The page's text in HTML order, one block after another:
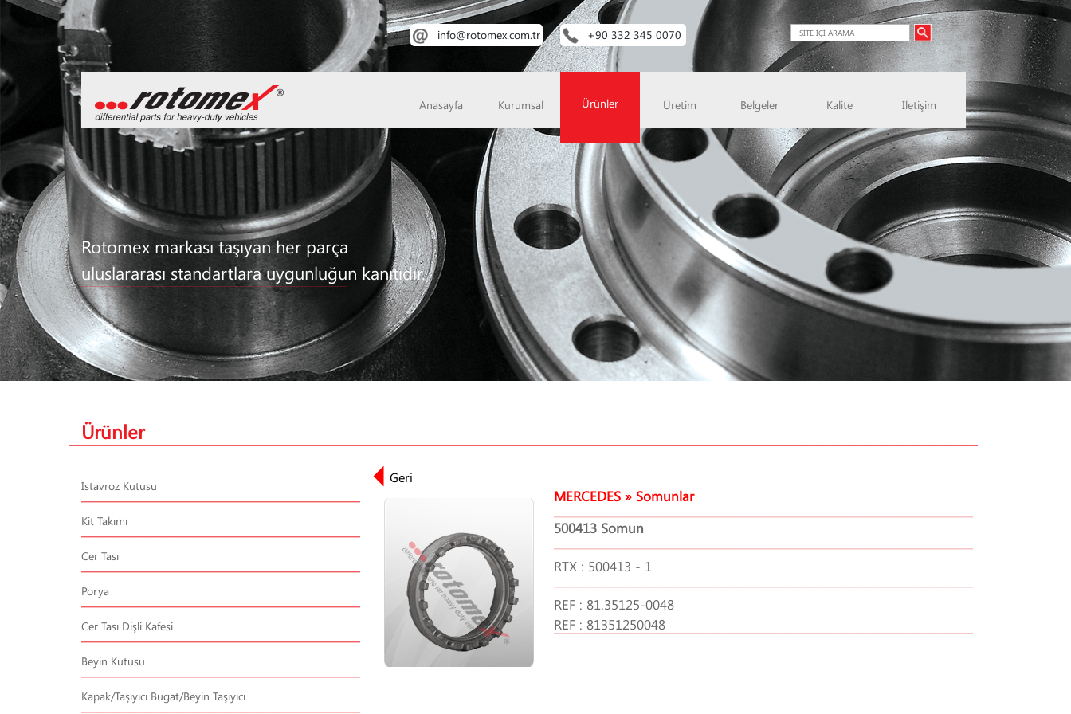
info@rotomex.com.tr +90 332 345 0070
Anasayfa Kurumsal Ürünler Üretim Belgeler Kalite İletişim
Rotomex markası taşıyan her parça
uluslararası standartlara uygunluğun kanıtıdır.
Ürünler
İstavroz Kutusu
Kit Takımı
Cer Tası
Porya
Cer Tası Dişli Kafesi
Beyin Kutusu
Kapak/Taşıyıcı Bugat/Beyin Taşıyıcı
MERCEDES » Somunlar
500413 Somun
RTX : 500413 - 1
REF : 81.35125-0048
REF : 81351250048